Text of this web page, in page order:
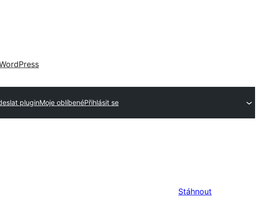
pluginMoje oblíbenéPřihlásit se
Stáhnout